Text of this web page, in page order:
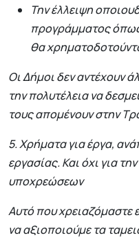
Την έλλειψη
προγράμματος
θα
Οι Δήμοι δεν αντέχουν
την πολυτέλεια να
τους απομένουν στην
5. Χρήματα για έργα,
εργασίας. Και όχι για
υποχρεώσεων
Αυτό που χρειαζόμαστε
να αξιοποιούμε τα